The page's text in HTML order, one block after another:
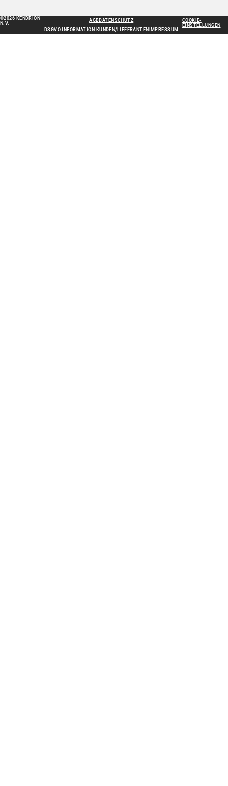
©2026 KENDRION
N.V.
AGBDATENSCHUTZ
DSGVO INFORMATION KUNDEN/LIEFERANTEN IMPRESSUM
COOKIE-
EINSTELLUNGEN